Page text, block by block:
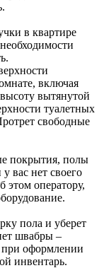
в квартире
включая
вытянутой
туалетных
свободные
покрытия, полы
вас нет своего
этом оператору,
пола и уберет
швабры –
при оформлении
инвентарь.